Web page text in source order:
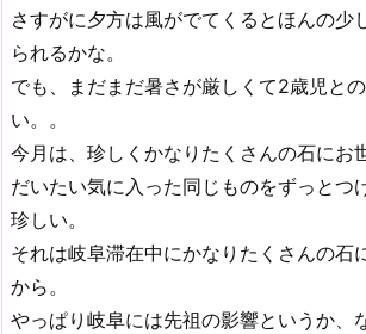
さすがに夕方は風がでてくるとほんの少
られるかな。
でも、まだまだ暑さが厳しくて2歳児と
い。。
今月は、珍しくかなりたくさんの石にお
だいたい気に入った同じものをずっとつ
珍しい。
それは岐阜滞在中にかなりたくさんの石
から。
やっぱり岐阜には先祖の影響というか、